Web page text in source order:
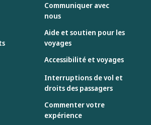
Communiquer avec
nous
Aide et soutien pour les
voyages
Accessibilité et voyages
Interruptions de vol et
droits des passagers
Commenter votre
expérience